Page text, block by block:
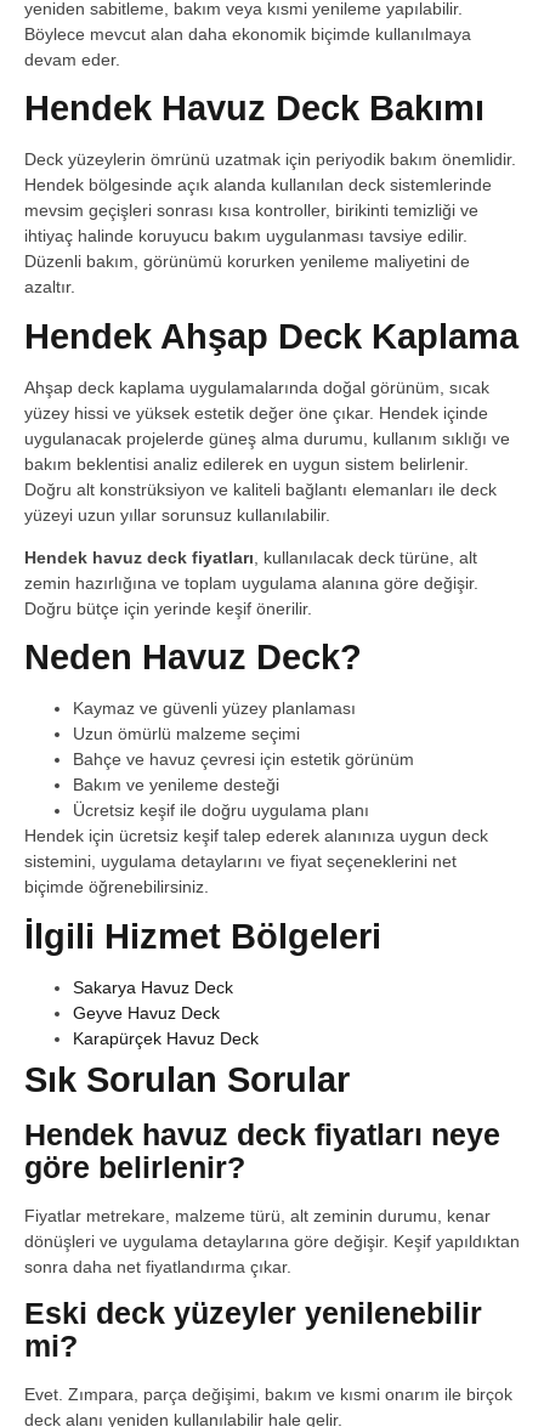
yeniden sabitleme, bakım veya kısmi yenileme yapılabilir.
Böylece mevcut alan daha ekonomik biçimde kullanılmaya
devam eder.
Hendek Havuz Deck Bakımı
Deck yüzeylerin ömrünü uzatmak için periyodik bakım önemlidir.
Hendek bölgesinde açık alanda kullanılan deck sistemlerinde
mevsim geçişleri sonrası kısa kontroller, birikinti temizliği ve
ihtiyaç halinde koruyucu bakım uygulanması tavsiye edilir.
Düzenli bakım, görünümü korurken yenileme maliyetini de
azaltır.
Hendek Ahşap Deck Kaplama
Ahşap deck kaplama uygulamalarında doğal görünüm, sıcak
yüzey hissi ve yüksek estetik değer öne çıkar. Hendek içinde
uygulanacak projelerde güneş alma durumu, kullanım sıklığı ve
bakım beklentisi analiz edilerek en uygun sistem belirlenir.
Doğru alt konstrüksiyon ve kaliteli bağlantı elemanları ile deck
yüzeyi uzun yıllar sorunsuz kullanılabilir.
Hendek havuz deck fiyatları , kullanılacak deck türüne, alt
zemin hazırlığına ve toplam uygulama alanına göre değişir.
Doğru bütçe için yerinde keşif önerilir.
Neden Havuz Deck?
Kaymaz ve güvenli yüzey planlaması
Uzun ömürlü malzeme seçimi
Bahçe ve havuz çevresi için estetik görünüm
Bakım ve yenileme desteği
Ücretsiz keşif ile doğru uygulama planı
Hendek için ücretsiz keşif talep ederek alanınıza uygun deck
sistemini, uygulama detaylarını ve fiyat seçeneklerini net
biçimde öğrenebilirsiniz.
İlgili Hizmet Bölgeleri
Sakarya Havuz Deck
Geyve Havuz Deck
Karapürçek Havuz Deck
Sık Sorulan Sorular
Hendek havuz deck fiyatları neye
göre belirlenir?
Fiyatlar metrekare, malzeme türü, alt zeminin durumu, kenar
dönüşleri ve uygulama detaylarına göre değişir. Keşif yapıldıktan
sonra daha net fiyatlandırma çıkar.
Eski deck yüzeyler yenilenebilir
mi?
Evet. Zımpara, parça değişimi, bakım ve kısmi onarım ile birçok
deck alanı yeniden kullanılabilir hale gelir.